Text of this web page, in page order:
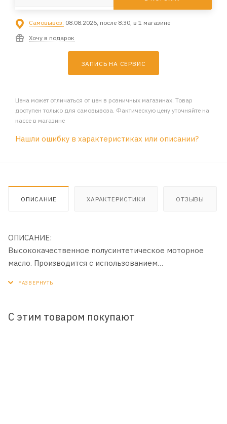
Самовывоз: 08.08.2026, после 8:30, в 1 магазине
Хочу в подарок
ЗАПИСЬ НА СЕРВИС
Цена может отличаться от цен в розничных магазинах. Товар
доступен только для самовывоза. Фактическую цену уточняйте на
кассе в магазине
Нашли ошибку в характеристиках или описании?
ОПИСАНИЕ ХАРАКТЕРИСТИКИ ОТЗЫВЫ
ОПИСАНИЕ:
Высококачественное полусинтетическое моторное
масло. Производится с использованием
ПРИМЕНЕНИЕ:
С этим товаром покупают